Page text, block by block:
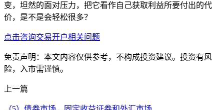
变，坦然的面对压力，把它看作自己获取利益所要付出的代
价，是不是会轻松很多？
点击咨询交易开户相关问题
免责声明：本文内容仅供参考，不构成投资建议。投资有风
险，入市需谨慎。
上一篇